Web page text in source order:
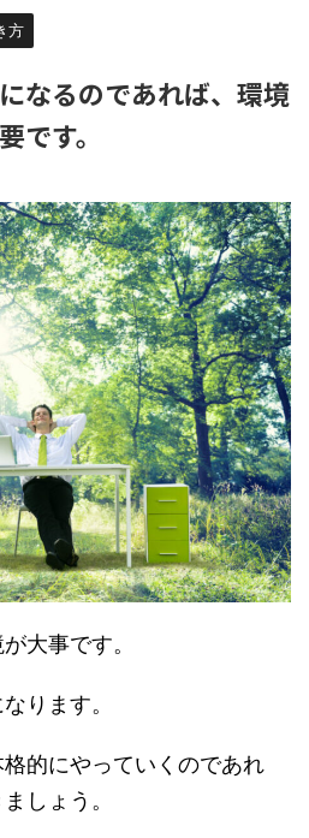
方
なるのであれば、環境
です。
大事です。
ります。
的にやっていくのであれ
しょう。